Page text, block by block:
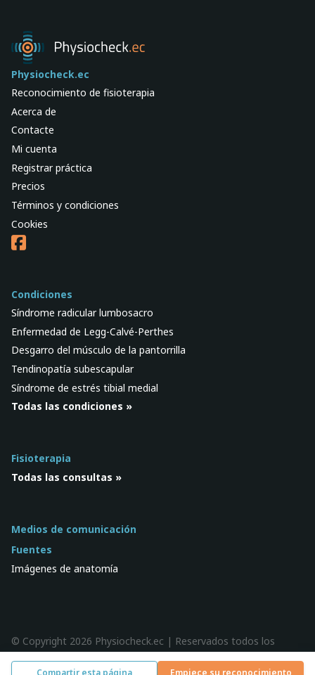
Compartir esta página Empiece su reconocimiento
Physiocheck.ec
Reconocimiento de fisioterapia
Acerca de
Contacte
Mi cuenta
Registrar práctica
Precios
Términos y condiciones
Cookies
Condiciones
Síndrome radicular lumbosacro
Enfermedad de Legg-Calvé-Perthes
Desgarro del músculo de la pantorrilla
Tendinopatía subescapular
Síndrome de estrés tibial medial
Todas las condiciones »
Fisioterapia
Todas las consultas »
Medios de comunicación
Fuentes
Imágenes de anatomía
© Copyright 2026 Physiocheck.ec | Reservados todos los